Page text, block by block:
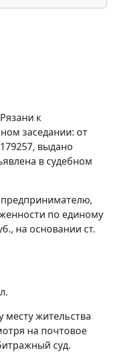
к
заседании: от
выдано
в судебном
по единому
на основании ст.
месту жительства
на почтовое
суд.